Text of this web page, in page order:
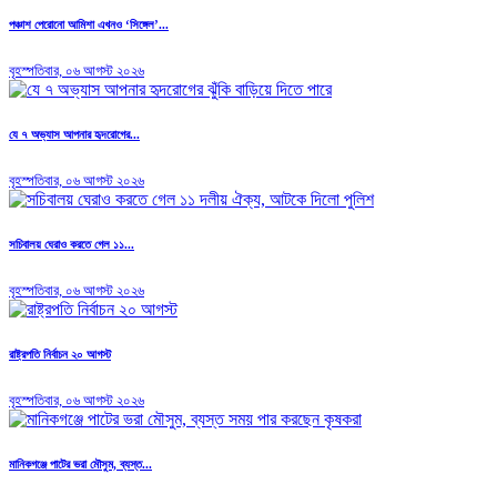
পঞ্চাশ পেরোনো আমিশা এখনও ‘সিঙ্গেল’...
বৃহস্পতিবার, ০৬ আগস্ট ২০২৬
যে ৭ অভ্যাস আপনার হৃদরোগের...
বৃহস্পতিবার, ০৬ আগস্ট ২০২৬
সচিবালয় ঘেরাও করতে গেল ১১...
বৃহস্পতিবার, ০৬ আগস্ট ২০২৬
রাষ্ট্রপতি নির্বাচন ২০ আগস্ট
বৃহস্পতিবার, ০৬ আগস্ট ২০২৬
মানিকগঞ্জে পাটের ভরা মৌসুম, ব্যস্ত...